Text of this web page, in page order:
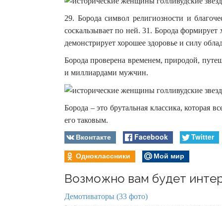
29. Борода символ религиозности и
соскальзывает по ней. 31. Борода
демонстрирует хорошее здоровье и силу
Борода проверена временем, природой,
и миллиардами мужчин.
Борода – это брутальная классика, которая
его таковым.
Вконтакте Facebook
Twitter
Одноклассники
Мой мир
Возможно вам будет
Демотиваторы (33 фото)